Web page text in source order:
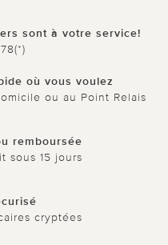
sont à votre service!
où vous voulez
ou au Point Relais
remboursée
sous 15 jours
cryptées